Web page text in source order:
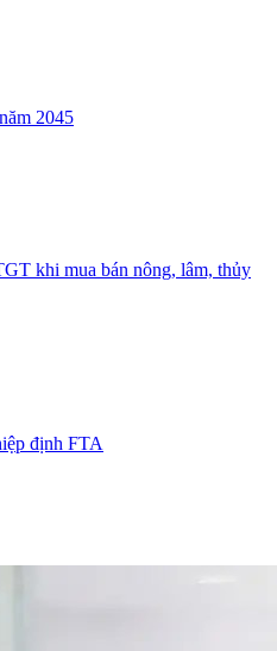
2045
khi mua bán nông, lâm, thủy
định FTA